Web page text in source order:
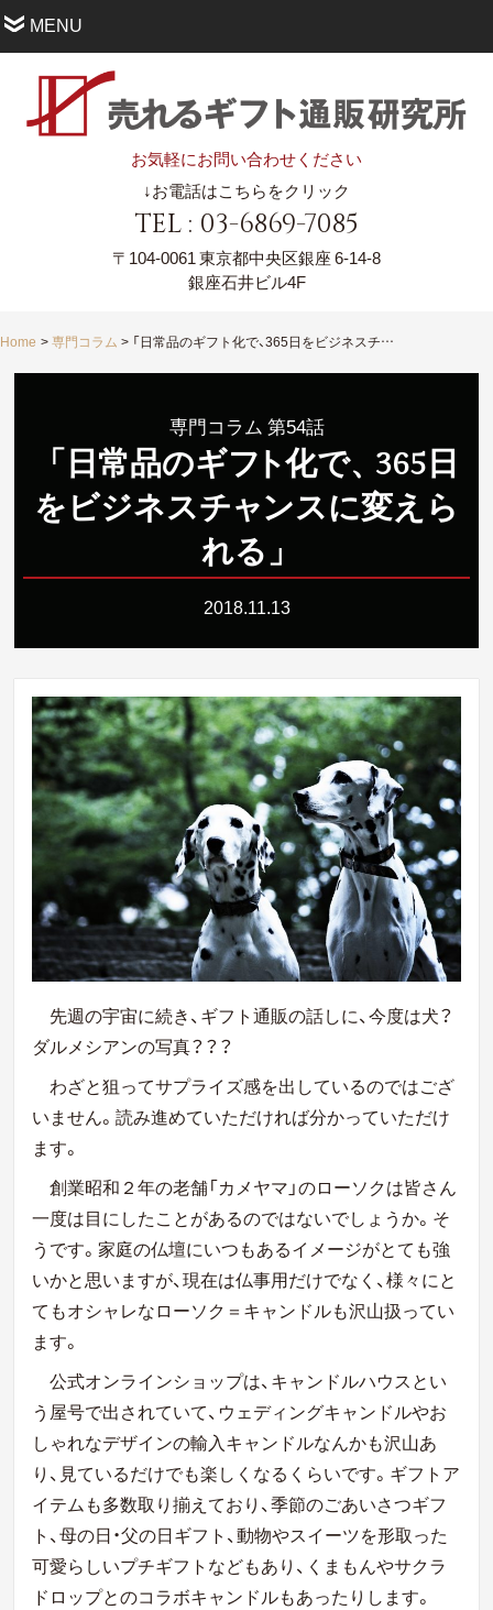
MENU
お気軽にお問い合わせください
↓お電話はこちらをクリック
TEL : 03-6869-7085
〒104-0061東京都中央区銀座 6-14-8
銀座石井ビル4F
Home 専門コラム 「日常品のギフト化で、365日をビジネスチャンスに変えられる」
専門コラム 第54話
「日常品のギフト化で、 365日
をビジネスチャンスに変えら
れる 」
2018.11.13
先週の宇宙に続き、ギフト通販の話しに、今度は犬？
ダルメシアンの写真？？？
わざと狙ってサプライズ感を出しているのではござ
いません。読み進めていただければ分かっていただけ
ます。
創業昭和２年の老舗「カメヤマ」のローソクは皆さん
一度は目にしたことがあるのではないでしょうか。そ
うです。家庭の仏壇にいつもあるイメージがとても強
いかと思いますが、現在は仏事用だけでなく、様々にと
てもオシャレなローソク＝キャンドルも沢山扱ってい
ます。
公式オンラインショップは、キャンドルハウスとい
う屋号で出されていて、ウェディングキャンドルやお
しゃれなデザインの輸入キャンドルなんかも沢山あ
り、見ているだけでも楽しくなるくらいです。ギフトア
イテムも多数取り揃えており、季節のごあいさつギフ
ト、母の日・父の日ギフト、動物やスイーツを形取った
可愛らしいプチギフトなどもあり、くまもんやサクラ
ドロップとのコラボキャンドルもあったりします。